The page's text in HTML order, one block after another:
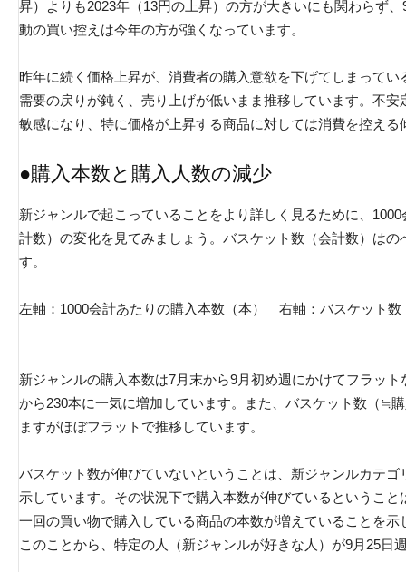
昇）よりも2023年（13円の上昇）の方が大きいにも関わらず
動の買い控えは今年の方が強くなっています。
昨年に続く価格上昇が、消費者の購入意欲を下げてしまって
需要の戻りが鈍く、売り上げが低いまま推移しています。不
敏感になり、特に価格が上昇する商品に対しては消費を控える
●購入本数と購入人数の減少
新ジャンルで起こっていることをより詳しく見るために、
計数）の変化を見てみましょう。バスケット数（会計数）は
す。
左軸：1000会計あたりの購入本数（本） 右軸：バスケット数
新ジャンルの購入本数は7月末から9月初め週にかけてフラッ
から230本に一気に増加しています。また、バスケット数（≒
ますがほぼフラットで推移しています。
バスケット数が伸びていないということは、新ジャンルカテ
示しています。その状況下で購入本数が伸びているというこ
一回の買い物で購入している商品の本数が増えていることを示
このことから、特定の人（新ジャンルが好きな人）が9月25日